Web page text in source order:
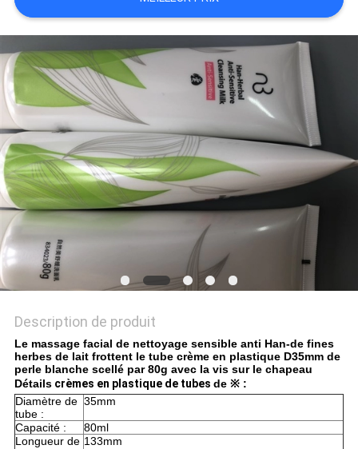
CITATION
COMPANY
NEWS
PLAN
DU
SITE
PRIVACY
POLICY
Description de produit
Le massage facial de nettoyage sensible anti Han-de fines
herbes de lait frottent le tube crème en plastique D35mm de
perle blanche scellé par 80g avec la vis sur le chapeau
Détailscrèmes en plastique de tubes de ※ :
Diamètre de
tube :
35mm
Capacité :
80ml
Longueur de 133mm